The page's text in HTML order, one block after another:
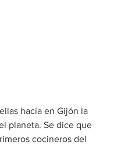
hacía en Gijón la
planeta. Se dice que
cocineros del